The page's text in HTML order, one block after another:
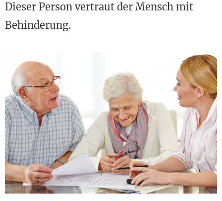
Dieser Person vertraut der Mensch mit
Behinderung.